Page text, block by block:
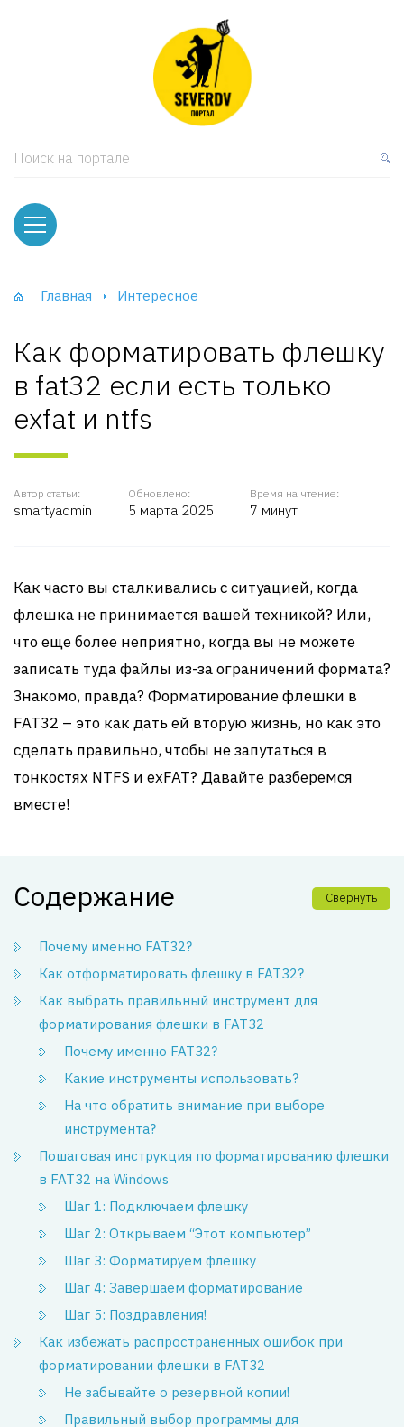
Поиск на портале
Главная Интересное
Как форматировать флешку
в fat32 если есть только
exfat и ntfs
Автор статьи:
smartyadmin
Обновлено:
5 марта 2025
Время на чтение:
7 минут
Как часто вы сталкивались с ситуацией, когда
флешка не принимается вашей техникой? Или,
что еще более неприятно, когда вы не можете
записать туда файлы из-за ограничений формата?
Знакомо, правда? Форматирование флешки в
FAT32 – это как дать ей вторую жизнь, но как это
сделать правильно, чтобы не запутаться в
тонкостях NTFS и exFAT? Давайте разберемся
вместе!
Содержание Свернуть
Почему именно FAT32?
Как отформатировать флешку в FAT32?
Как выбрать правильный инструмент для
форматирования флешки в FAT32
Почему именно FAT32?
Какие инструменты использовать?
На что обратить внимание при выборе
инструмента?
Пошаговая инструкция по форматированию флешки
в FAT32 на Windows
Шаг 1: Подключаем флешку
Шаг 2: Открываем “Этот компьютер”
Шаг 3: Форматируем флешку
Шаг 4: Завершаем форматирование
Шаг 5: Поздравления!
Как избежать распространенных ошибок при
форматировании флешки в FAT32
Не забывайте о резервной копии!
Правильный выбор программы для
и тумбы